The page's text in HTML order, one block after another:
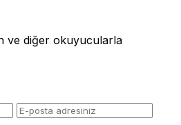
ve diğer okuyucularla